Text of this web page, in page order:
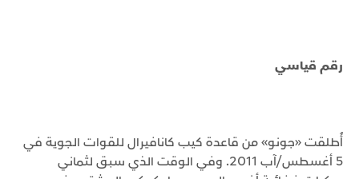
رقم قياسي
أُطلقت «جونو» من قاعدة كيب كانافيرال للقوات الجوية في
5 أغسطس/آب 2011. وفي الوقت الذي سبق لثماني